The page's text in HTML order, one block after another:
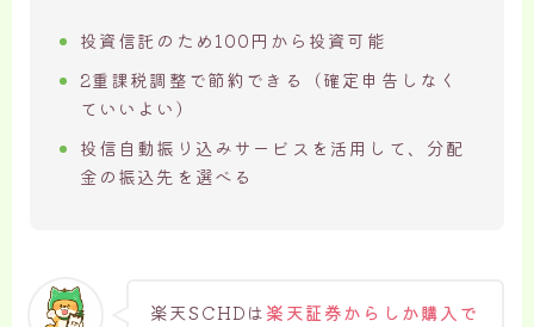
投資信託のため100円から投資可能
2重課税調整で節約できる（確定申告しなく
ていいよい）
投信自動振り込みサービスを活用して、分配
金の振込先を選べる
楽天SCHDは楽天証券からしか購入で